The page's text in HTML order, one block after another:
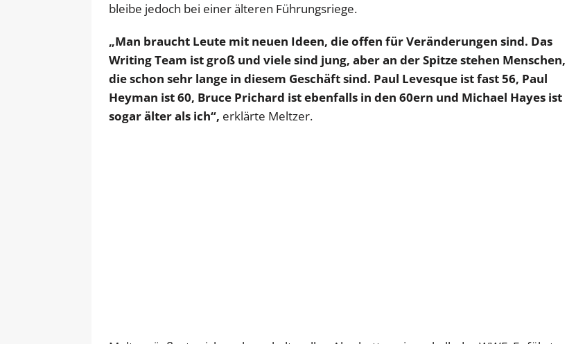
bleibe jedoch bei einer älteren Führungsriege.
„Man braucht Leute mit neuen Ideen, die offen für Veränderungen sind. Das
Writing Team ist groß und viele sind jung, aber an der Spitze stehen Menschen,
die schon sehr lange in diesem Geschäft sind. Paul Levesque ist fast 56, Paul
Heyman ist 60, Bruce Prichard ist ebenfalls in den 60ern und Michael Hayes ist
sogar älter als ich“, erklärte Meltzer.